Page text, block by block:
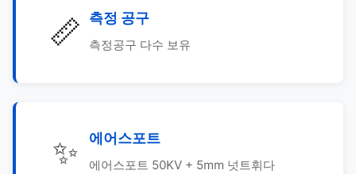
📏 측정 공구
측정공구 다수 보유
✨ 에어스포트
에어스포트 50KV + 5mm 넛트휘다